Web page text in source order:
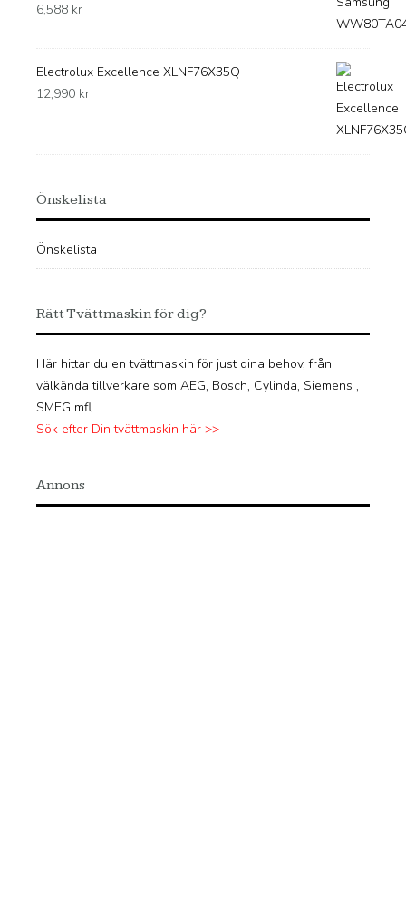
6,588 kr
Electrolux Excellence XLNF76X35Q
12,990 kr
Önskelista
Önskelista
Rätt Tvättmaskin för dig?
Här hittar du en tvättmaskin för just dina behov, från
välkända tillverkare som AEG, Bosch, Cylinda, Siemens ,
SMEG mfl.
Sök efter Din tvättmaskin här >>
Annons